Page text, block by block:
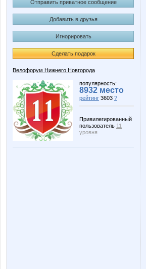
Отправить приватное сообщение
Добавить в друзья
Игнорировать
Сделать подарок
Велофорум Нижнего Новгорода
популярность:
8932 место
рейтинг 3603 ?
Привилегированный
пользователь 11
уровня